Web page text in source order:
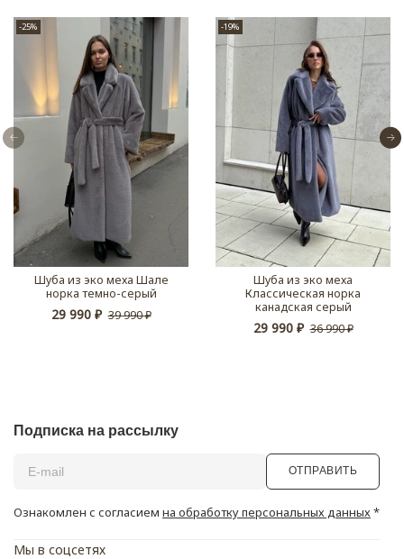
-25%
Шуба из эко меха Шале
норка темно-серый
29 990 ₽ 39 990 ₽
-19%
Шуба из эко меха
Классическая норка
канадская серый
29 990 ₽ 36 990 ₽
Подписка на рассылку
ОТПРАВИТЬ
Ознакомлен с согласием на обработку персональных данных*
Мы в соцсетях